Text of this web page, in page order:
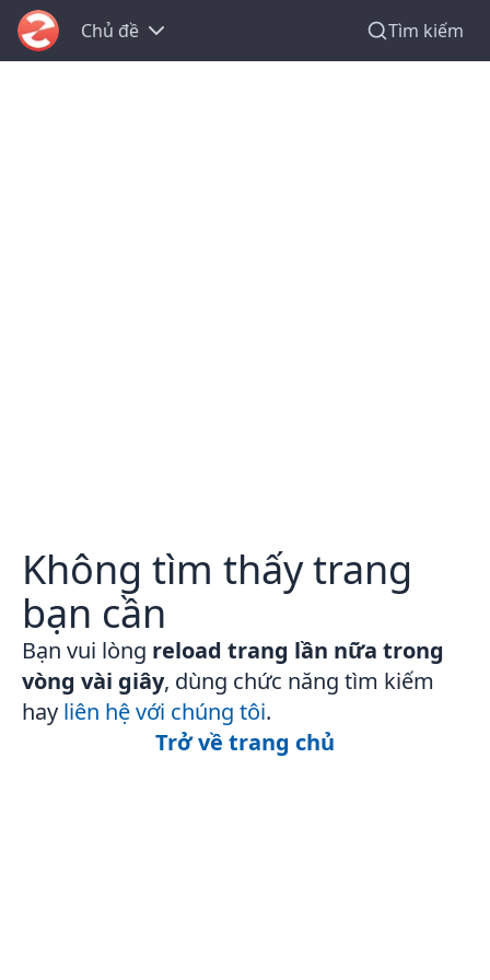
Chủ đề Tìm kiếm
Không tìm thấy trang
bạn cần
Bạn vui lòng reload trang lần nữa trong
vòng vài giây, dùng chức năng tìm kiếm
hay liên hệ với chúng tôi.
Trở về trang chủ